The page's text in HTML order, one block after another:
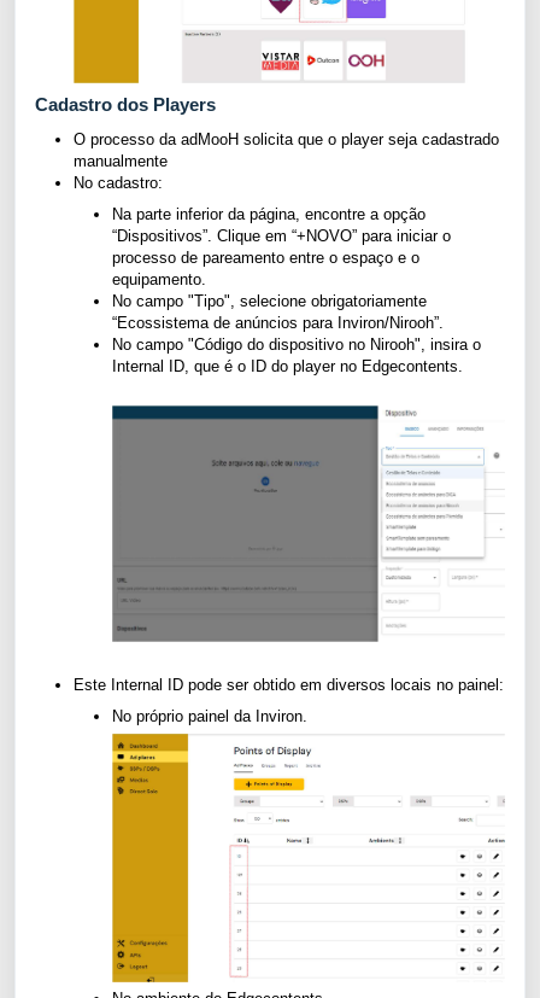
Cadastro dos Players
O processo da adMooH solicita que o player seja cadastrado
manualmente
No cadastro:
Na parte inferior da página, encontre a opção
“Dispositivos”. Clique em “+NOVO” para iniciar o
processo de pareamento entre o espaço e o
equipamento.
No campo "Tipo", selecione obrigatoriamente
“Ecossistema de anúncios para Inviron/Nirooh”.
No campo "Código do dispositivo no Nirooh", insira o
Internal ID, que é o ID do player no Edgecontents.
Este Internal ID pode ser obtido em diversos locais no painel:
No próprio painel da Inviron.